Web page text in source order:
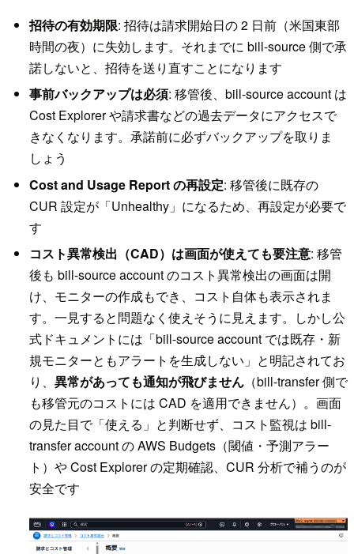
招待の有効期限: 招待は請求開始日の 2 日前（米国東部
時間の夜）に失効します。それまでに bill-source 側で承
諾しないと、招待を送り直すことになります
事前バックアップは必須: 移管後、bill-source account は
Cost Explorer や請求書などの過去データにアクセスで
きなくなります。承諾前に必ずバックアップを取りま
しょう
Cost and Usage Report の再設定: 移管後に既存の
CUR 設定が「Unhealthy」になるため、再設定が必要で
す
コスト異常検出（CAD）は画面が使えても要注意: 移管
後も bill-source account のコスト異常検出の画面は開
け、モニターの作成もでき、コスト自体も表示されま
す。一見すると問題なく使えそうに見えます。しかし公
式ドキュメントには「bill-source account では既存・新
規モニターともアラートを生成しない」と明記されてお
り、 異常があっても通知が飛びません（bill-transfer 側で
も移管元のコストには CAD を適用できません）。画面
の見た目で「使える」と判断せず、コスト監視は bill-
transfer account の AWS Budgets（閾値・予測アラー
ト）や Cost Explorer の定期確認、CUR 分析で補うのが
安全です